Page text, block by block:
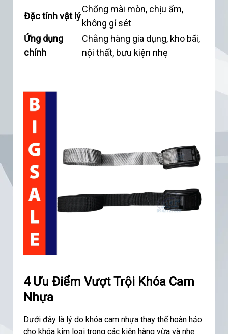
Đặc tính vật lý
Chống mài mòn, chịu ẩm,
không gỉ sét
Ứng dụng
chính
Chằng hàng gia dụng, kho bãi,
nội thất, bưu kiện nhẹ
4 Ưu Điểm Vượt Trội Khóa Cam
Nhựa
Dưới đây là lý do khóa cam nhựa thay thế hoàn hảo
cho khóa kim loại trong các kiện hàng vừa và nhẹ: